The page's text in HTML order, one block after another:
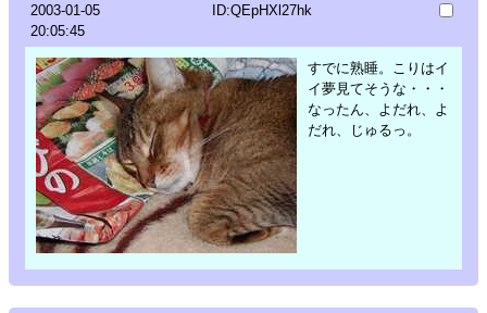
2003-01-05
20:05:45
ID:QEpHXl27hk
すでに熟睡。こりはイ
イ夢見てそうな・・・
なったん、よだれ、よ
だれ、じゅるっ。